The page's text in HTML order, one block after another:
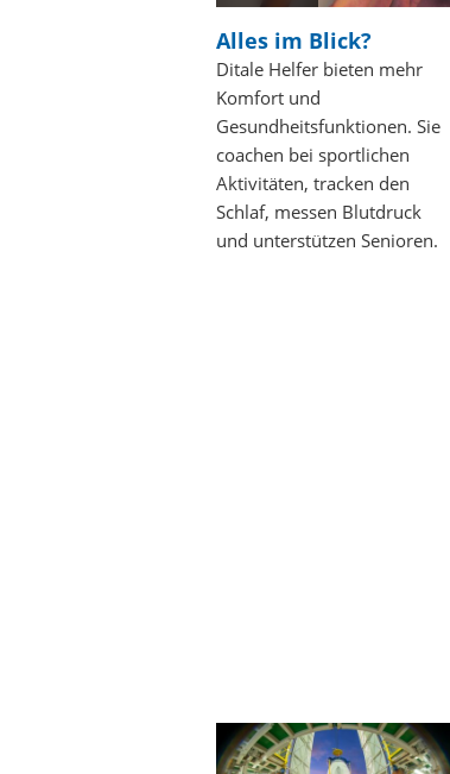
Alles im Blick?
Ditale Helfer bieten mehr
Komfort und
Gesundheitsfunktionen. Sie
coachen bei sportlichen
Aktivitäten, tracken den
Schlaf, messen Blutdruck
und unterstützen Senioren.